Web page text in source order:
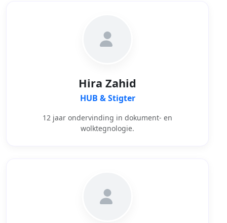
Hira Zahid
HUB & Stigter
12 jaar ondervinding in dokument- en
wolktegnologie.